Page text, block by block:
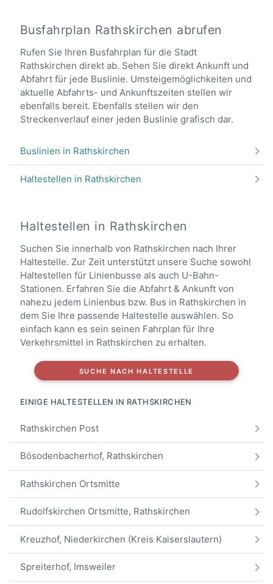
Busfahrplan Rathskirchen abrufen
Rufen Sie Ihren Busfahrplan für die Stadt
Rathskirchen direkt ab. Sehen Sie direkt Ankunft und
Abfahrt für jede Buslinie. Umsteigemöglichkeiten und
aktuelle Abfahrts- und Ankunftszeiten stellen wir
ebenfalls bereit. Ebenfalls stellen wir den
Streckenverlauf einer jeden Buslinie grafisch dar.
Buslinien in Rathskirchen
Haltestellen in Rathskirchen
Haltestellen in Rathskirchen
Suchen Sie innerhalb von Rathskirchen nach Ihrer
Haltestelle. Zur Zeit unterstützt unsere Suche sowohl
Haltestellen für Linienbusse als auch U-Bahn-
Stationen. Erfahren Sie die Abfahrt & Ankunft von
nahezu jedem Linienbus bzw. Bus in Rathskirchen in
dem Sie Ihre passende Haltestelle auswählen. So
einfach kann es sein seinen Fahrplan für Ihre
Verkehrsmittel in Rathskirchen zu erhalten.
SUCHE NACH HALTESTELLE
EINIGE HALTESTELLEN IN RATHSKIRCHEN
Rathskirchen Post
Bösodenbacherhof, Rathskirchen
Rathskirchen Ortsmitte
Rudolfskirchen Ortsmitte, Rathskirchen
Kreuzhof, Niederkirchen (Kreis Kaiserslautern)
Spreiterhof, Imsweiler